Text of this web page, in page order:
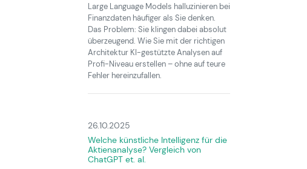
Large Language Models halluzinieren bei
Finanzdaten häufiger als Sie denken.
Das Problem: Sie klingen dabei absolut
überzeugend. Wie Sie mit der richtigen
Architektur KI-gestützte Analysen auf
Profi-Niveau erstellen – ohne auf teure
Fehler hereinzufallen.
26.10.2025
Welche künstliche Intelligenz für die
Aktienanalyse? Vergleich von
ChatGPT et. al.